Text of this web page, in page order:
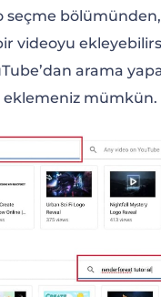
seçme
videoyu
arama
eklemeniz mümkün.